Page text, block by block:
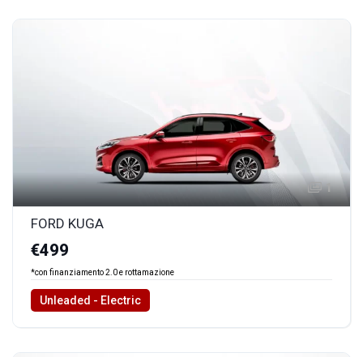
1
FORD KUGA
€499
*con finanziamento 2.0 e rottamazione
Unleaded - Electric